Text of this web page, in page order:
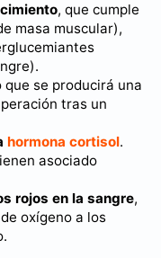
, que cumple
masa muscular),
que se producirá una
tras un
hormona cortisol.
asociado
rojos en la sangre,
oxígeno a los